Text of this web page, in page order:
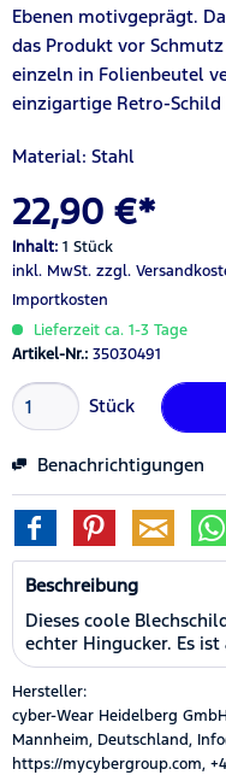
Ebenen motivgeprägt.
das Produkt vor
einzeln in Folienbeutel
einzigartige Retro-
Material: Stahl
22,90 €*
Inhalt: 1 Stück
inkl. MwSt. zzgl.
Importkosten
Lieferzeit ca. 1-3 Tage
Artikel-Nr.: 35030491
Stück
Benachrichtigungen
Beschreibung
Dieses coole
echter Hingucker. Es ist
Hersteller:
cyber-Wear Heidelberg
Mannheim, Deutschland,
https://mycybergroup.com,